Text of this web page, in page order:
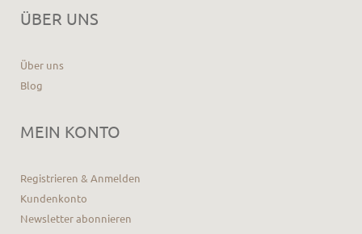
ÜBER UNS
Über uns
Blog
MEIN KONTO
Registrieren & Anmelden
Kundenkonto
Newsletter abonnieren